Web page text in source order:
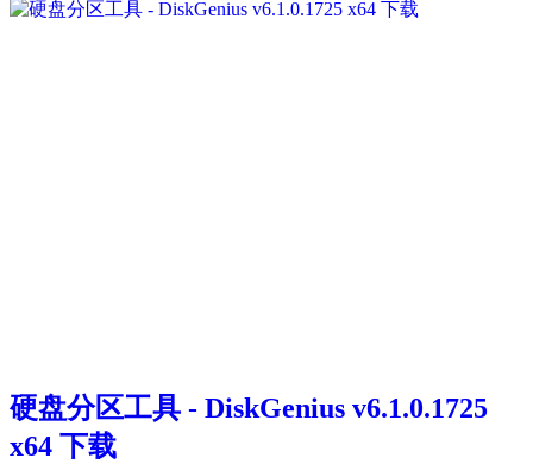
硬盘分区工具 - DiskGenius v6.1.0.1725
x64 下载